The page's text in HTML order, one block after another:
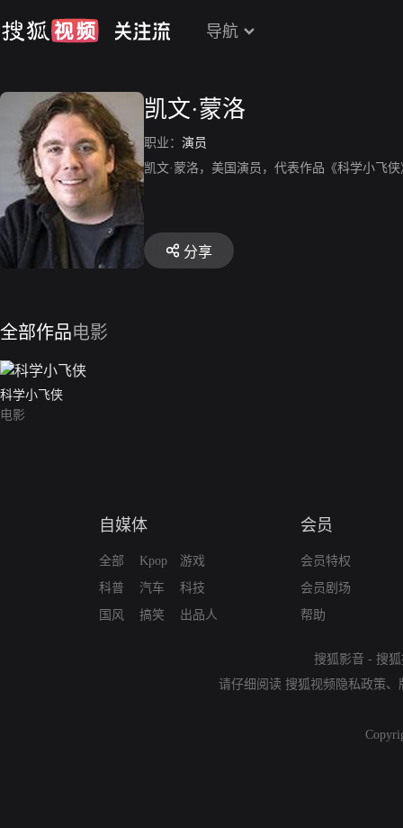
导航
凯文·蒙洛
职业： 演员
凯文·蒙洛，美国演员，代表作品《科学小飞
分享
全部作品电影
科学小飞侠
电影
自媒体
全部
科普
国风
Kpop
汽车
搞笑
游戏
科技
出品人
会员
会员特权
会员剧场
帮助
搜狐影音 - 搜
请仔细阅读 搜狐视频隐私政策、